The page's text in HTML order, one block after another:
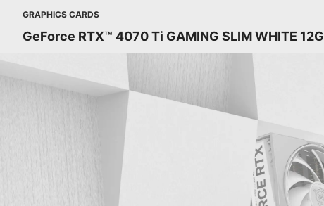
GRAPHICS CARDS
GeForce RTX™ 4070 Ti GAMING SLIM WHITE 12G